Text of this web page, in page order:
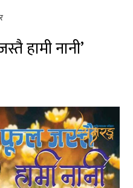
हामी नानी’